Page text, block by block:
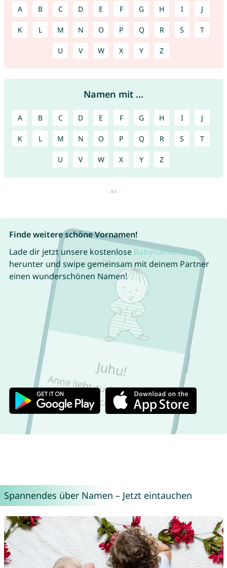
A B C D E F G H I J
K L M N O P Q R S T
U V W X Y Z
Namen mit ...
A B C D E F G H I J
K L M N O P Q R S T
U V W X Y Z
Finde weitere schöne Vornamen!
Lade dir jetzt unsere kostenlose Babynamen App
herunter und swipe gemeinsam mit deinem Partner
einen wunderschönen Namen!
Spannendes über Namen – Jetzt eintauchen